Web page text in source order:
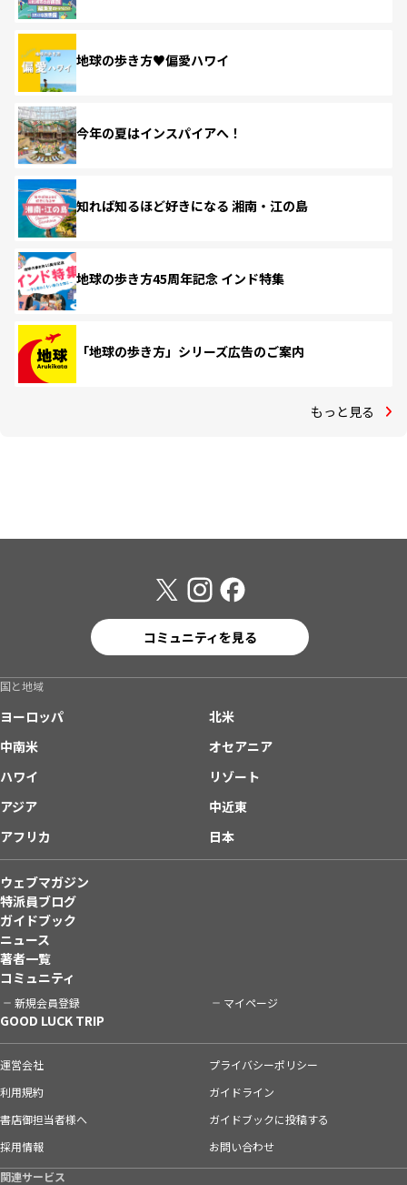
地球の歩き方♥偏愛ハワイ
今年の夏はインスパイアへ！
知れば知るほど好きになる 湘南・江の島
地球の歩き方45周年記念 インド特集
「地球の歩き方」シリーズ広告のご案内
もっと見る
コミュニティを見る
国と地域
ヨーロッパ
北米
中南米
オセアニア
ハワイ
リゾート
アジア
中近東
アフリカ
日本
ウェブマガジン
特派員ブログ
ガイドブック
ニュース
著者一覧
コミュニティ
新規会員登録 マイページ
GOOD LUCK TRIP
運営会社
プライバシーポリシー
利用規約
ガイドライン
書店御担当者様へ
ガイドブックに投稿する
採用情報
お問い合わせ
関連サービス